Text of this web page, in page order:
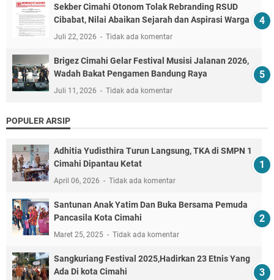
Sekber Cimahi Otonom Tolak Rebranding RSUD
Cibabat, Nilai Abaikan Sejarah dan Aspirasi Warga
Juli 22, 2026 Tidak ada komentar
Brigez Cimahi Gelar Festival Musisi Jalanan 2026,
Wadah Bakat Pengamen Bandung Raya
Juli 11, 2026 Tidak ada komentar
POPULER ARSIP
Adhitia Yudisthira Turun Langsung, TKA di SMPN 1
Cimahi Dipantau Ketat
April 06, 2026 Tidak ada komentar
Santunan Anak Yatim Dan Buka Bersama Pemuda
Pancasila Kota Cimahi
Maret 25, 2025 Tidak ada komentar
Sangkuriang Festival 2025,Hadirkan 23 Etnis Yang
Ada Di kota Cimahi